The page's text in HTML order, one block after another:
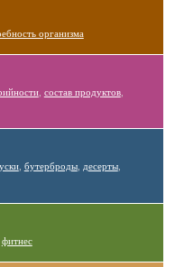
организма
, состав продуктов,
, бутерброды, десерты,
фитнес